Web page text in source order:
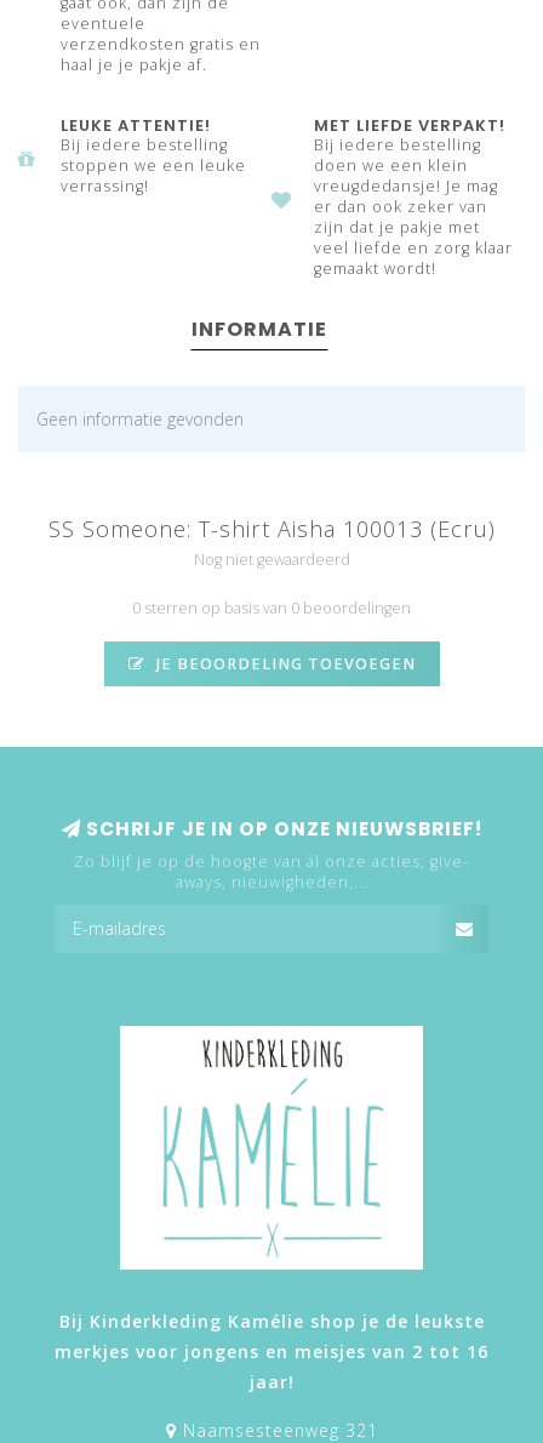
eventuele
verzendkosten gratis en
haal je je pakje af.
LEUKE ATTENTIE!
Bij iedere bestelling
stoppen we een leuke
verrassing!
MET LIEFDE VERPAKT!
Bij iedere bestelling
doen we een klein
vreugdedansje! Je mag
er dan ook zeker van
zijn dat je pakje met
veel liefde en zorg klaar
gemaakt wordt!
INFORMATIE
Geen informatie gevonden
SS Someone: T-shirt Aisha 100013 (Ecru)
Nog niet gewaardeerd
0 sterren op basis van 0 beoordelingen
JE BEOORDELING TOEVOEGEN
SCHRIJF JE IN OP ONZE NIEUWSBRIEF!
Zo blijf je op de hoogte van al onze acties, give-
aways, nieuwigheden,...
Bij Kinderkleding Kamélie shop je de leukste
merkjes voor jongens en meisjes van 2 tot 16
jaar!
Naamsesteenweg 321